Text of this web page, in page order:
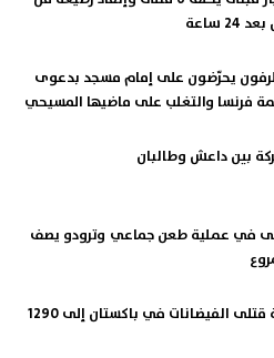
ساعة
يحرّضون على إمام مسجد بدعوى
فرنسا والتغلب على ماضيها المسيحي
بين داعش وطالبان
10 قتلى في عملية طعن جماعي وترودو يصف
قتلى الفيضانات في باكستان إلى 1290